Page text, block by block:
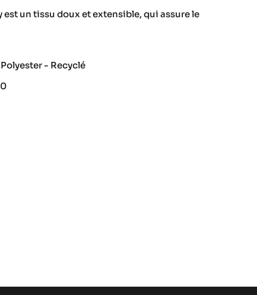
est un tissu doux et extensible, qui assure le
- Recyclé